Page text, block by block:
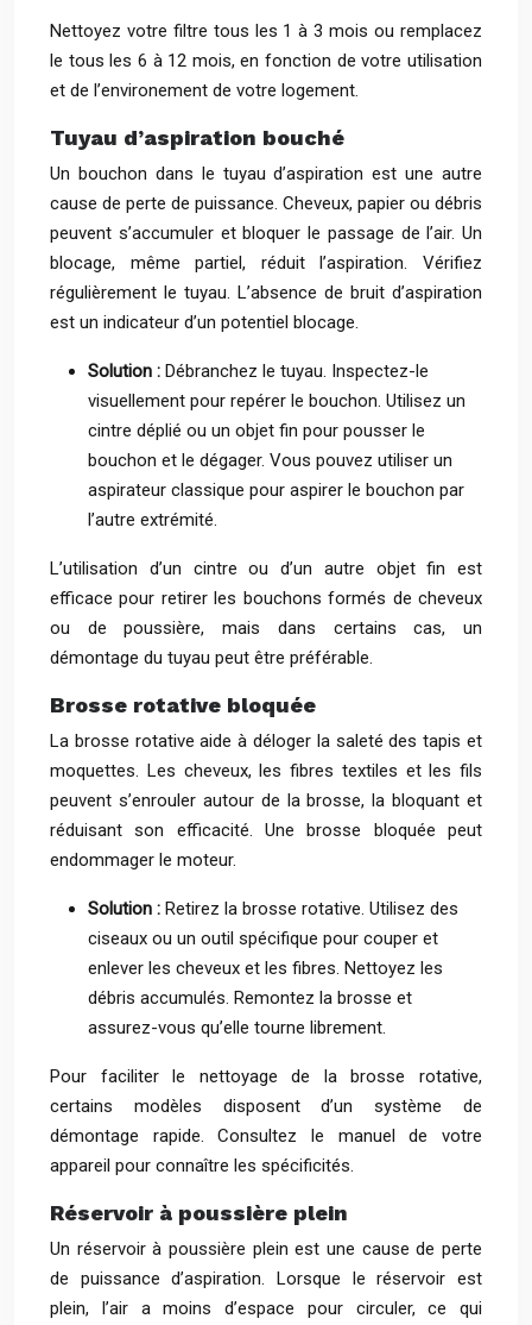
Nettoyez votre filtre tous les 1 à 3 mois ou remplacez
le tous les 6 à 12 mois, en fonction de votre utilisation
et de l’environement de votre logement.
Tuyau d’aspiration bouché
Un bouchon dans le tuyau d’aspiration est une autre
cause de perte de puissance. Cheveux, papier ou débris
peuvent s’accumuler et bloquer le passage de l’air. Un
blocage, même partiel, réduit l’aspiration. Vérifiez
régulièrement le tuyau. L’absence de bruit d’aspiration
est un indicateur d’un potentiel blocage.
Solution : Débranchez le tuyau. Inspectez-le
visuellement pour repérer le bouchon. Utilisez un
cintre déplié ou un objet fin pour pousser le
bouchon et le dégager. Vous pouvez utiliser un
aspirateur classique pour aspirer le bouchon par
l’autre extrémité.
L’utilisation d’un cintre ou d’un autre objet fin est
efficace pour retirer les bouchons formés de cheveux
ou de poussière, mais dans certains cas, un
démontage du tuyau peut être préférable.
Brosse rotative bloquée
La brosse rotative aide à déloger la saleté des tapis et
moquettes. Les cheveux, les fibres textiles et les fils
peuvent s’enrouler autour de la brosse, la bloquant et
réduisant son efficacité. Une brosse bloquée peut
endommager le moteur.
Solution : Retirez la brosse rotative. Utilisez des
ciseaux ou un outil spécifique pour couper et
enlever les cheveux et les fibres. Nettoyez les
débris accumulés. Remontez la brosse et
assurez-vous qu’elle tourne librement.
Pour faciliter le nettoyage de la brosse rotative,
certains modèles disposent d’un système de
démontage rapide. Consultez le manuel de votre
appareil pour connaître les spécificités.
Réservoir à poussière plein
Un réservoir à poussière plein est une cause de perte
de puissance d’aspiration. Lorsque le réservoir est
plein, l’air a moins d’espace pour circuler, ce qui